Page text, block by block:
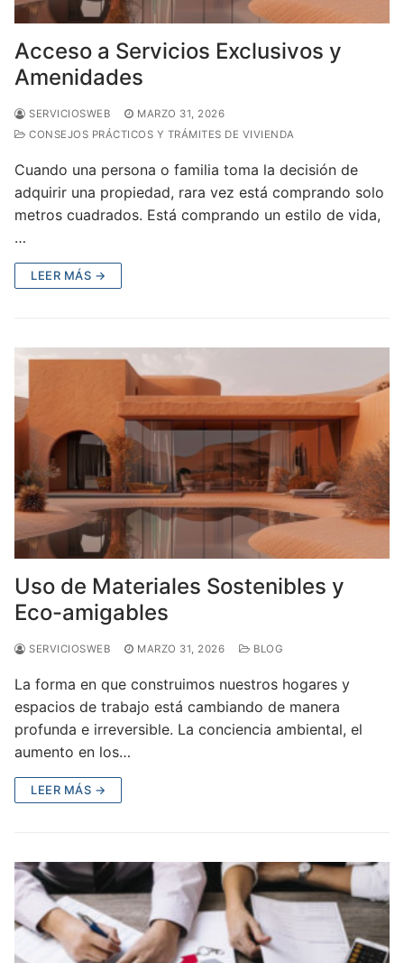
Acceso a Servicios Exclusivos y
Amenidades
SERVICIOSWEB
MARZO 31, 2026
CONSEJOS PRÁCTICOS Y TRÁMITES DE VIVIENDA
Cuando una persona o familia toma la decisión de
adquirir una propiedad, rara vez está comprando solo
metros cuadrados. Está comprando un estilo de vida,
…
LEER MÁS →
Uso de Materiales Sostenibles y
Eco-amigables
SERVICIOSWEB MARZO 31, 2026 BLOG
La forma en que construimos nuestros hogares y
espacios de trabajo está cambiando de manera
profunda e irreversible. La conciencia ambiental, el
aumento en los…
LEER MÁS →